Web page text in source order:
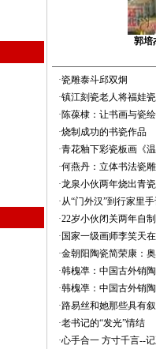
郭培
·瓷雕泰斗邱双炯
·镇江刻瓷老人将福娃
·陈葆棣：让书画与瓷
·烧制成功的书瓷作品
·青花釉下彩瓷板画《
·何燕丹：立体书法瓷
·龙泉小伙两年烧出青
·从“门外汉”到行家里
·22岁小伙闭关两年自
· 国家一级画师李笑天
·金朝阳陶瓷简荣康：
·韩槐凖：中国古外销
·韩槐凖：中国古外销
·路易丝和她那些具有
·老书记的“发光”情结
·心手合一 方寸千言--